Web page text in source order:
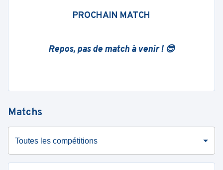
PROCHAIN MATCH
Repos, pas de match à venir ! 😎
Matchs
Toutes les compétitions